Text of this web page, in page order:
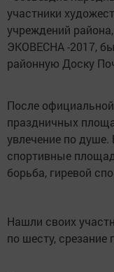
участники
учреждений
ЭКОВЕСНА -2017,
районную Доску
После
праздничных
увлечение по
спортивные
борьба, гиревой
Нашли своих
по шесту, срезание